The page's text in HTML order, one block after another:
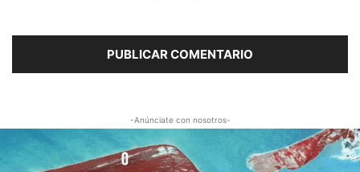
-Anúnciate con nosotros-